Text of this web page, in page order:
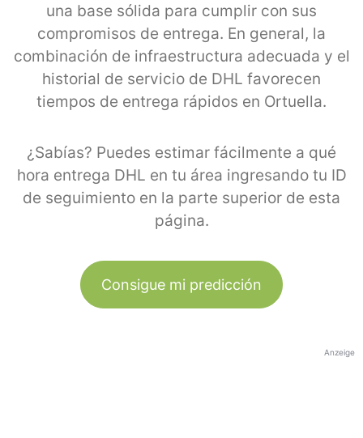
una base sólida para cumplir con sus
compromisos de entrega. En general, la
combinación de infraestructura adecuada y el
historial de servicio de DHL favorecen
tiempos de entrega rápidos en Ortuella.
¿Sabías? Puedes estimar fácilmente a qué
hora entrega DHL en tu área ingresando tu ID
de seguimiento en la parte superior de esta
página.
Consigue mi predicción
Anzeige